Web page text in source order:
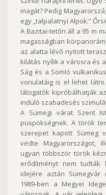
magát? Pedig
egy „talpalatnyi Alpok.”
A Bazitai-tetőn áll a 95 m
magasságban
az alatta lévő nyitott
kilátás nyílik a városra és
Ság és a Somló
vonulatáig is el lehet
látogatók kipróbálhatják
induló szabadesés
A Sümegi várat Szent
püspökségnek. A török
szerepet kapott Sümeg
védte Magyarországot,
ugyan többször török
erődítményt nem tudták
idejére aztán
1989-ben a Megyei